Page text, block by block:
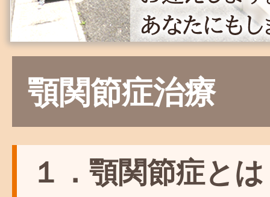
顎関節症治療
１．顎関節症と